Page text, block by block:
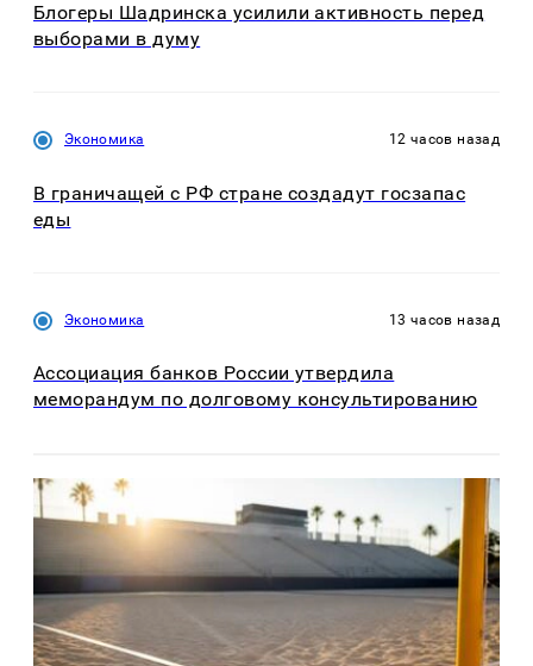
Блогеры Шадринска усилили активность перед
выборами в думу
Экономика 12 часов назад
В граничащей с РФ стране создадут госзапас
еды
Экономика 13 часов назад
Ассоциация банков России утвердила
меморандум по долговому консультированию